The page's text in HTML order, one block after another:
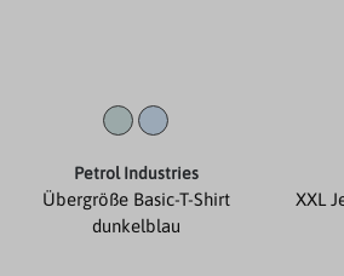
Petrol Industries
Übergröße Basic-T-Shirt
dunkelblau
XXL